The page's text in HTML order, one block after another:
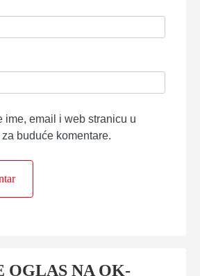
ime, email i web stranicu u
buduće komentare.
OGLAS NA OK-